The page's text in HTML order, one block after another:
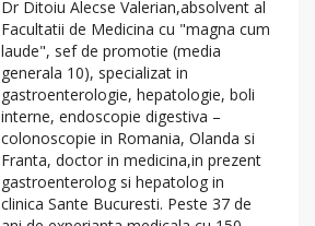
Dr Ditoiu Alecse Valerian,absolvent al
Facultatii de Medicina cu "magna cum
laude", sef de promotie (media
generala 10), specializat in
gastroenterologie, hepatologie, boli
interne, endoscopie digestiva –
colonoscopie in Romania, Olanda si
Franta, doctor in medicina,in prezent
gastroenterolog si hepatolog in
clinica Sante Bucuresti. Peste 37 de